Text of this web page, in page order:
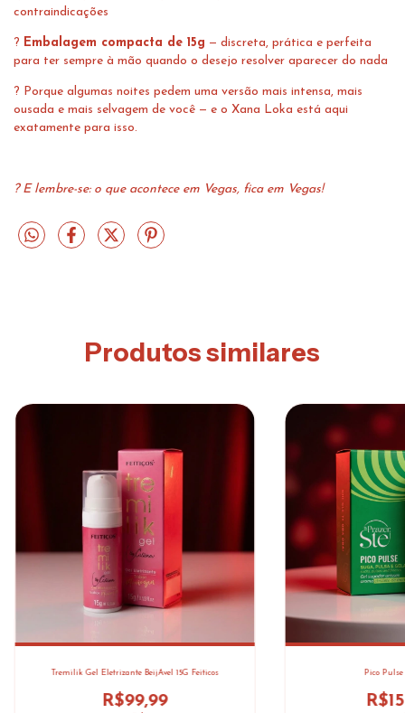
contraindicações
? Embalagem compacta de 15g — discreta, prática e perfeita
para ter sempre à mão quando o desejo resolver aparecer do nada
? Porque algumas noites pedem uma versão mais intensa, mais
ousada e mais selvagem de você — e o Xana Loka está aqui
exatamente para isso.
? E lembre-se: o que acontece em Vegas, fica em Vegas!
Produtos similares
Tremilik Gel Eletrizante BeijAvel 15G Feiticos
R$99,99
Pico